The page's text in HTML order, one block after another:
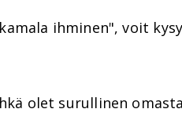
ihminen", voit
olet surullinen omasta